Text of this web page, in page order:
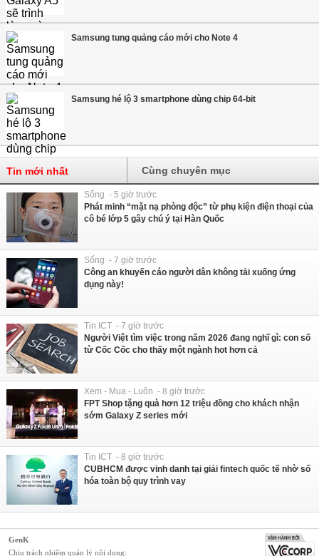
Samsung tung quảng cáo mới cho Note 4
Samsung hé lộ 3 smartphone dùng chip 64-bit
Tin mới nhất Cùng chuyên mục
Sống - 5 giờ trước
Phát minh “mặt nạ phòng độc” từ phụ kiện điện thoại của
cô bé lớp 5 gây chú ý tại Hàn Quốc
Sống - 7 giờ trước
Công an khuyến cáo người dân không tải xuống ứng
dụng này!
Tin ICT - 7 giờ trước
Người Việt tìm việc trong năm 2026 đang nghĩ gì: con số
từ Cốc Cốc cho thấy một ngành hot hơn cả
Xem - Mua - Luôn - 8 giờ trước
FPT Shop tặng quà hơn 12 triệu đồng cho khách nhận
sớm Galaxy Z series mới
Tin ICT - 8 giờ trước
CUBHCM được vinh danh tại giải fintech quốc tế nhờ số
hóa toàn bộ quy trình vay
GenK
Chịu trách nhiệm quản lý nội dung: